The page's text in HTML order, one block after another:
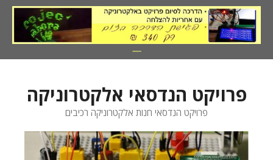
לדלג
לתוכן
פרויקט הנדסאי אלקטרוניקה
פרויקט הנדסאי חנות אלקטרוניקה רכיבים